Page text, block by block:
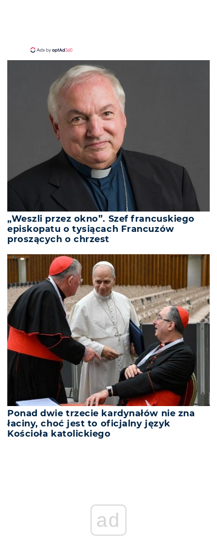
„Weszli przez okno”. Szef francuskiego
episkopatu o tysiącach Francuzów
proszących o chrzest
Ponad dwie trzecie kardynałów nie zna
łaciny, choć jest to oficjalny język
Kościoła katolickiego
ad